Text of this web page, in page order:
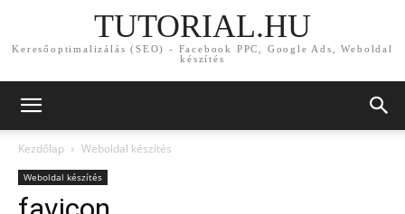
TUTORIAL.HU
Keresőoptimalizálás (SEO) - Facebook PPC, Google Ads, Weboldal
készítés
Kezdőlap Weboldal készítés
Weboldal készítés